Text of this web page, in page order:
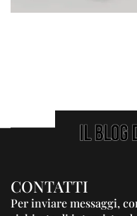
CONTATTI
Per inviare messaggi,